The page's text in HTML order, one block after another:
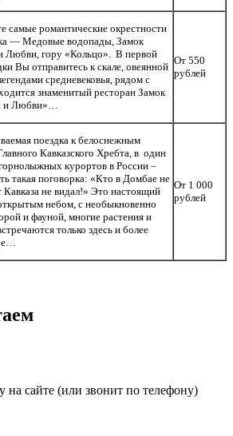
самые романтические окрестности
— Медовые водопады, Замок
Любви, гору «Кольцо». В первой
Вы отправитесь к скале, овеянной
средневековья, рядом с
знаменитый ресторан Замок
и Любви»…
От 550
рублей
поездка к белоснежным
Кавказского Хребта, в один
курортов в России –
такая поговорка: «Кто в Домбае не
Кавказа не видал!» Это настоящий
небом, с необыкновенно
и фауной, многие растения и
только здесь и более
От 1 000
рублей
на сайте (или звонит по телефону)